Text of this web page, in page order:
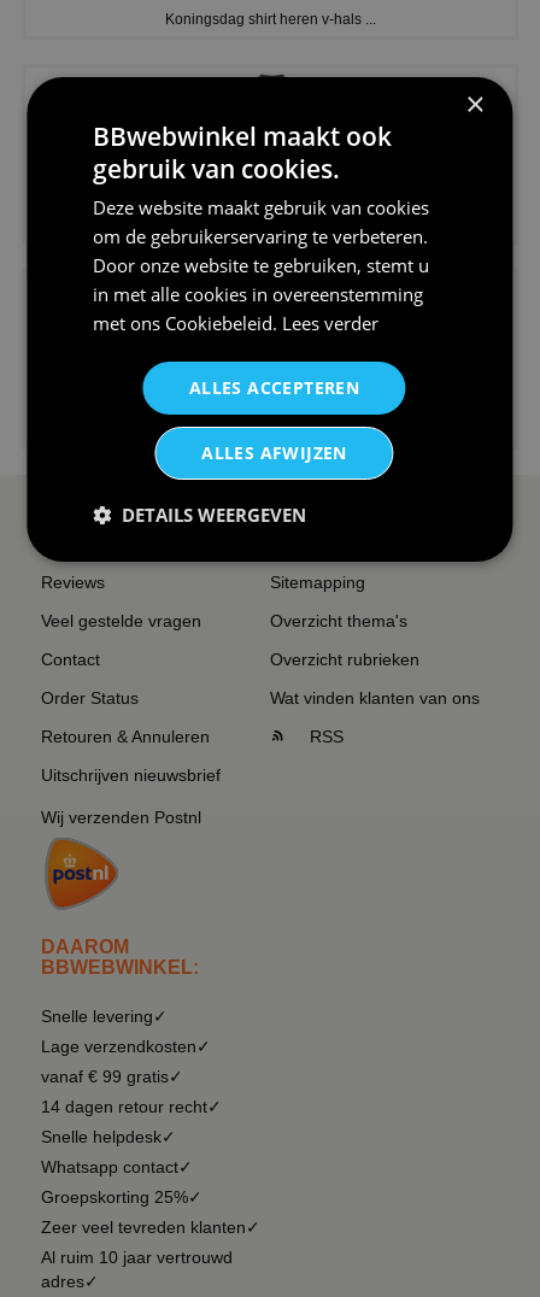
Koningsdag shirt heren v-hals ...
€24,95
V-hals shirt rood wit blauw st...
I love korfbal t-shirt sport s...
SERVICE EN INFO
Reviews
Veel gestelde vragen
Contact
Order Status
Retouren & Annuleren
Uitschrijven nieuwsbrief
Wij verzenden Postnl
DAAROM
BBWEBWINKEL:
Snelle levering✓
Lage verzendkosten✓
vanaf € 99 gratis✓
14 dagen retour recht✓
Snelle helpdesk✓
Whatsapp contact✓
Groepskorting 25%✓
Zeer veel tevreden klanten✓
Al ruim 10 jaar vertrouwd
adres✓
OVERZICHT
Sitemapping
Overzicht thema's
Overzicht rubrieken
Wat vinden klanten van ons
RSS
×
BBwebwinkel maakt ook
gebruik van cookies.
Deze website maakt gebruik van cookies
om de gebruikerservaring te verbeteren.
Door onze website te gebruiken, stemt u
in met alle cookies in overeenstemming
met ons Cookiebeleid. Lees verder
ALLES ACCEPTEREN
ALLES AFWIJZEN
DETAILS WEERGEVEN